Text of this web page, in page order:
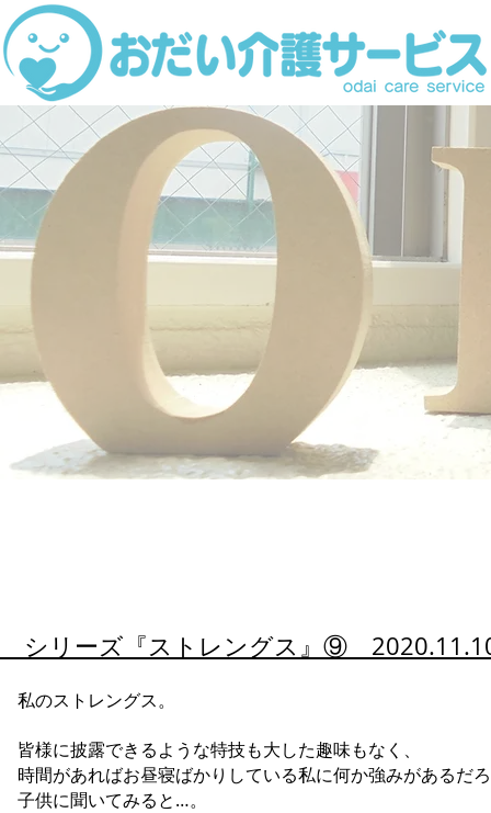
シリーズ『ストレングス』⑨
私のストレングス。
皆様に披露できるような特技も大した趣味もなく、
時間があればお昼寝ばかりしている私に何か強みがあるだ
子供に聞いてみると…。